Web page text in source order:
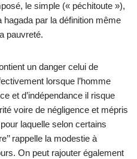
le simple (« péchitoute »),
par la définition même
pauvreté.
un danger celui de
lorsque l’homme
et d’indépendance il risque
voire de négligence et mépris
laquelle selon certains
rappelle la modestie à
On peut rajouter également